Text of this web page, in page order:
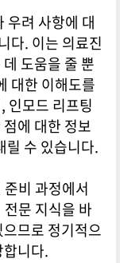
우려 사항에 대
다. 이는 의료진
도움을 줄 뿐
대한 이해도를
인모드 리프팅
에 대한 정보
릴 수 있습니다.
준비 과정에서
문 지식을 바
므로 정기적으
니다.